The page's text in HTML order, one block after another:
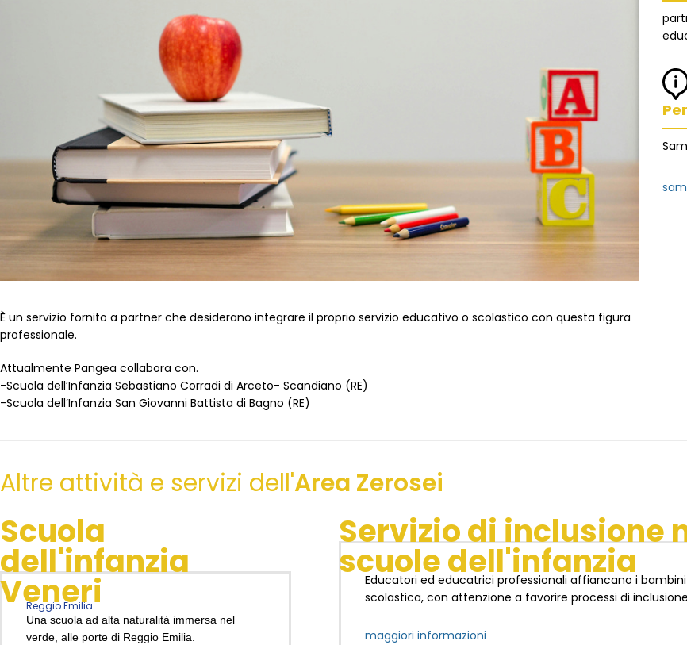
È un servizio fornito a partner che desiderano integrare il proprio servizio educativo o scolastico con questa figura
professionale.
Attualmente Pangea collabora con.
-Scuola dell’Infanzia Sebastiano Corradi di Arceto- Scandiano (RE)
-Scuola dell’Infanzia San Giovanni Battista di Bagno (RE)
Altre attività e servizi dell'Area Zerosei
Scuola
dell'infanzia
Veneri
Reggio Emilia
Una scuola ad alta naturalità immersa nel
verde, alle porte di Reggio Emilia.
Servizio di inclusione
scuole dell'infanzia
Educatori ed educatrici professionali affiancano i
scolastica, con attenzione a favorire processi di
maggiori informazioni